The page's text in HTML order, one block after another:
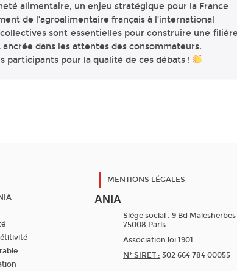
alimentaire, un enjeu stratégique pour la France
de l’agroalimentaire français à l’international
sont essentielles pour construire une
dans les attentes des consommateurs.
participants pour la qualité de ces débats !
MENTIONS LÉGALES
ANIA
Siège social : 9 Bd Malesherbes
75008 Paris
Association loi 1901
N* SIRET : 302 664 784 00055